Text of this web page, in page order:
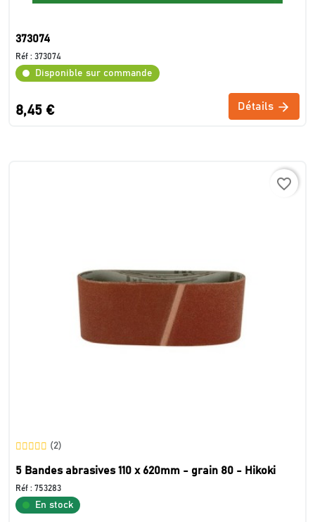
373074
Réf : 373074
Disponible sur commande
8,45 € Détails
favorite_border
(2)
5 Bandes abrasives 110 x 620mm - grain 80 - Hikoki
Réf : 753283
En stock